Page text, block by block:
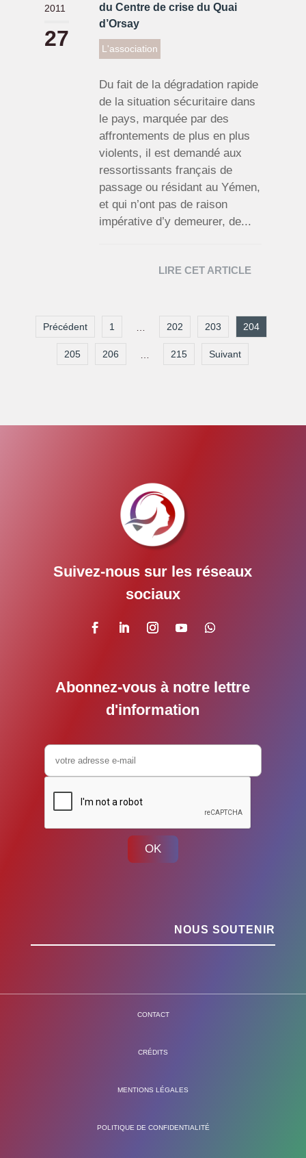
2011
27
du Centre de crise du Quai
d’Orsay
L'association
Du fait de la dégradation rapide
de la situation sécuritaire dans
le pays, marquée par des
affrontements de plus en plus
violents, il est demandé aux
ressortissants français de
passage ou résidant au Yémen,
et qui n’ont pas de raison
impérative d’y demeurer, de...
LIRE CET ARTICLE
Précédent 1 … 202 203 204
205 206 … 215 Suivant
Suivez-nous sur les réseaux
sociaux
Abonnez-vous à notre lettre
d'information
OK
NOUS SOUTENIR
CONTACT
CRÉDITS
MENTIONS LÉGALES
POLITIQUE DE CONFIDENTIALITÉ